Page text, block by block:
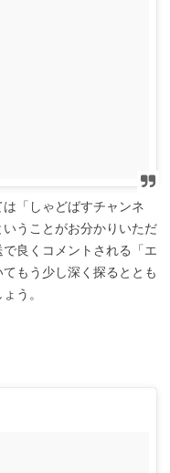
「しゃどばすチャンネ
うことがお分かりいただ
良くコメントされる「エ
もう少し深く探るととも
う。